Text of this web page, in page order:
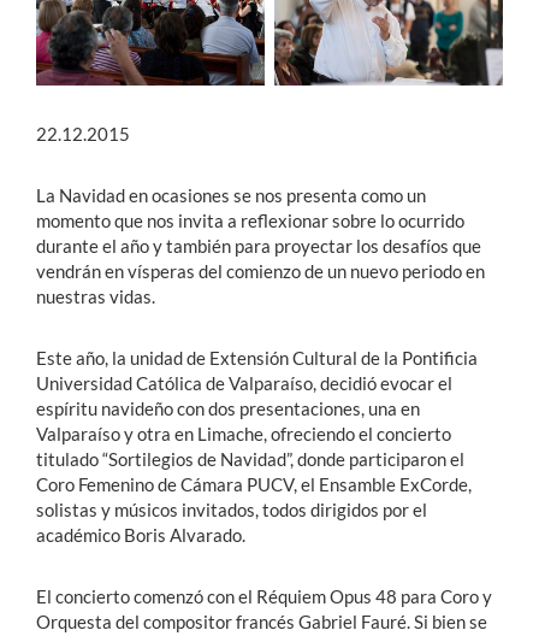
22.12.2015
La Navidad en ocasiones se nos presenta como un
momento que nos invita a reflexionar sobre lo ocurrido
durante el año y también para proyectar los desafíos que
vendrán en vísperas del comienzo de un nuevo periodo en
nuestras vidas.
Este año, la unidad de Extensión Cultural de la Pontificia
Universidad Católica de Valparaíso, decidió evocar el
espíritu navideño con dos presentaciones, una en
Valparaíso y otra en Limache, ofreciendo el concierto
titulado “Sortilegios de Navidad”, donde participaron el
Coro Femenino de Cámara PUCV, el Ensamble ExCorde,
solistas y músicos invitados, todos dirigidos por el
académico Boris Alvarado.
El concierto comenzó con el Réquiem Opus 48 para Coro y
Orquesta del compositor francés Gabriel Fauré. Si bien se